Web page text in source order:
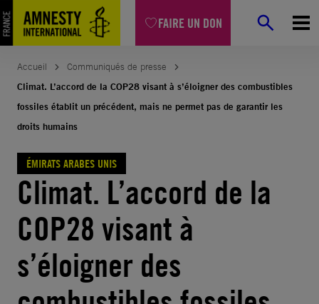
FAIRE UN DON
Aller
au
contenu
Accueil
Communiqués de presse
Climat. L’accord de la COP28 visant à s’éloigner des combustibles
fossiles établit un précédent, mais ne permet pas de garantir les
droits humains
ÉMIRATS ARABES UNIS
Climat. L’accord de la
COP28 visant à
s’éloigner des